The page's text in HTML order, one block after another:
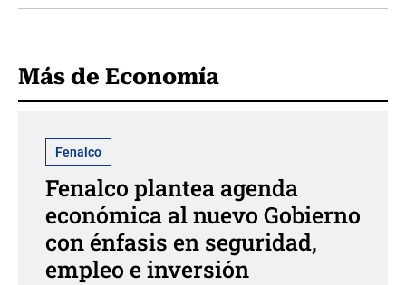
Más de Economía
Fenalco
Fenalco plantea agenda
económica al nuevo Gobierno
con énfasis en seguridad,
empleo e inversión